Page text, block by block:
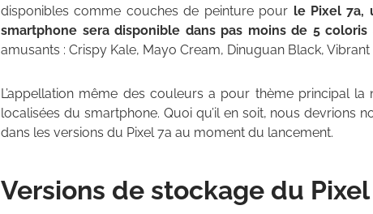
disponibles comme couches de peinture pour le Pixel 7a,
smartphone sera disponible dans pas moins de 5
amusants : Crispy Kale, Mayo Cream, Dinuguan Black,
L’appellation même des couleurs a pour thème principal la
localisées du smartphone. Quoi qu’il en soit, nous devrions
dans les versions du Pixel 7a au moment du lancement.
Versions de stockage du